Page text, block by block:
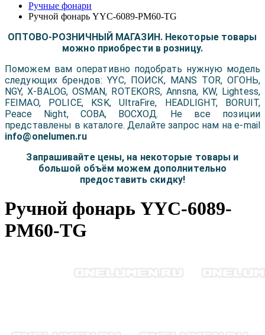
Ручные фонари
Ручной фонарь YYC-6089-PM60-TG
ОПТОВО-РОЗНИЧНЫЙ МАГАЗИН. Некоторые товары
можно приобрести в розницу.
Поможем вам оперативно подобрать нужную модель
следующих брендов: YYC, ПОИСК, MANS TOR, ОГОНЬ,
NGY, X-BALOG, OSMAN, ROTEKORS, Annsna, KW, Lightess,
FEIMAO, POLICE, KSK, UltraFire, HEADLIGHT, BORUIT,
Peace Night, COBA, ВОСХОД. Не все позиции
представлены в каталоге. Делайте запрос нам на e-mail
info@onelumen.ru
Запрашивайте цены, на некоторые товары и
большой объём можем дополнительно
предоставить скидку!
Ручной фонарь YYC-6089-
PM60-TG